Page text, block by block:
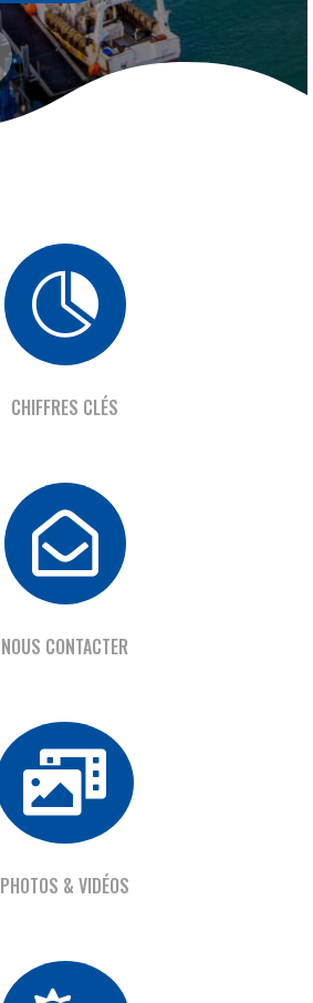

CHIFFRES CLÉS

NOUS CONTACTER

PHOTOS & VIDÉOS